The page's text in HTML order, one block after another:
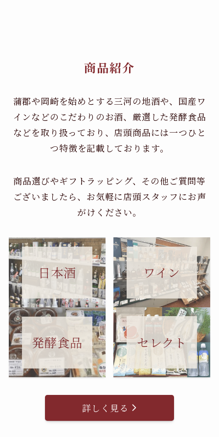
商品紹介
蒲郡や岡崎を始めとする三河の地酒や、国産ワ
インなどのこだわりのお酒、 厳選した発酵食品
などを取り扱っており、店頭商品には一つひと
つ特徴を記載しております。
商品選びやギフトラッピング、その他ご質問等
ございましたら、お気軽に店頭スタッフにお声
がけください。
日本酒 ワイン
発酵食品 セレクト
詳しく見る